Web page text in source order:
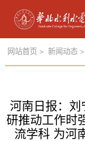
网站首页 > 新闻动态 >
河南日报：刘
研推动工作时
流学科 为河